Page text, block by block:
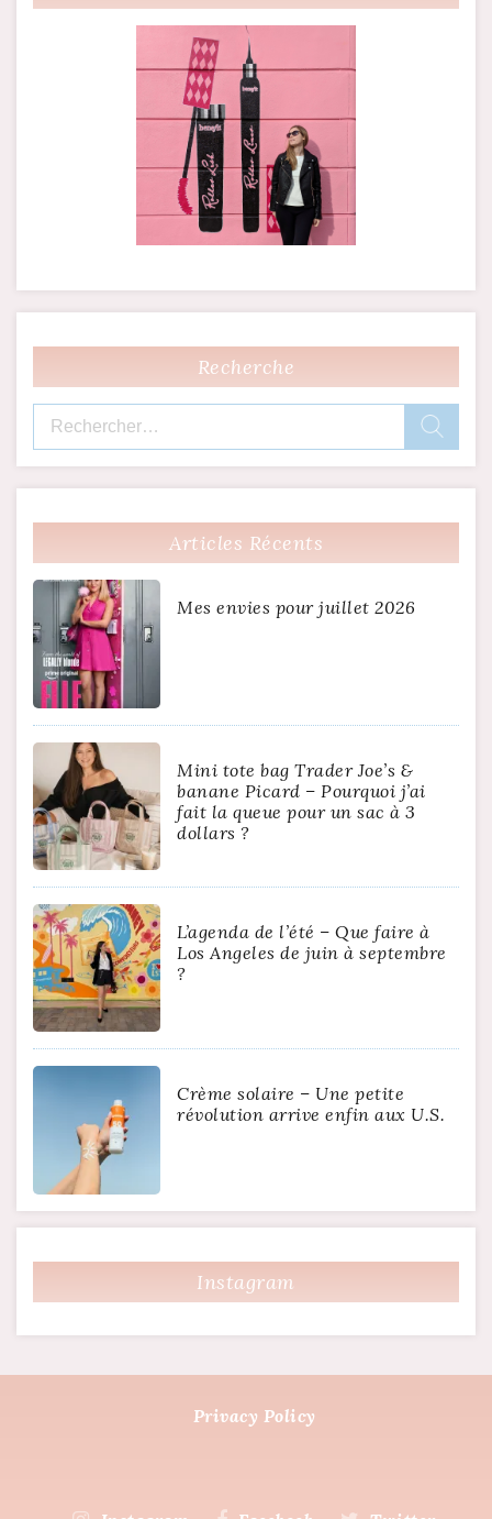
Recherche
Rechercher :
Articles Récents
Mes envies pour juillet 2026
Mini tote bag Trader Joe’s &
banane Picard – Pourquoi j’ai
fait la queue pour un sac à 3
dollars ?
L’agenda de l’été – Que faire à
Los Angeles de juin à septembre
?
Crème solaire – Une petite
révolution arrive enfin aux U.S.
Instagram
Privacy Policy